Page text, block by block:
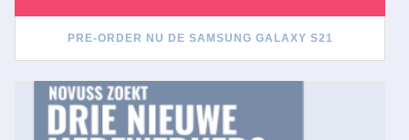
PRE-ORDER NU DE SAMSUNG GALAXY S21